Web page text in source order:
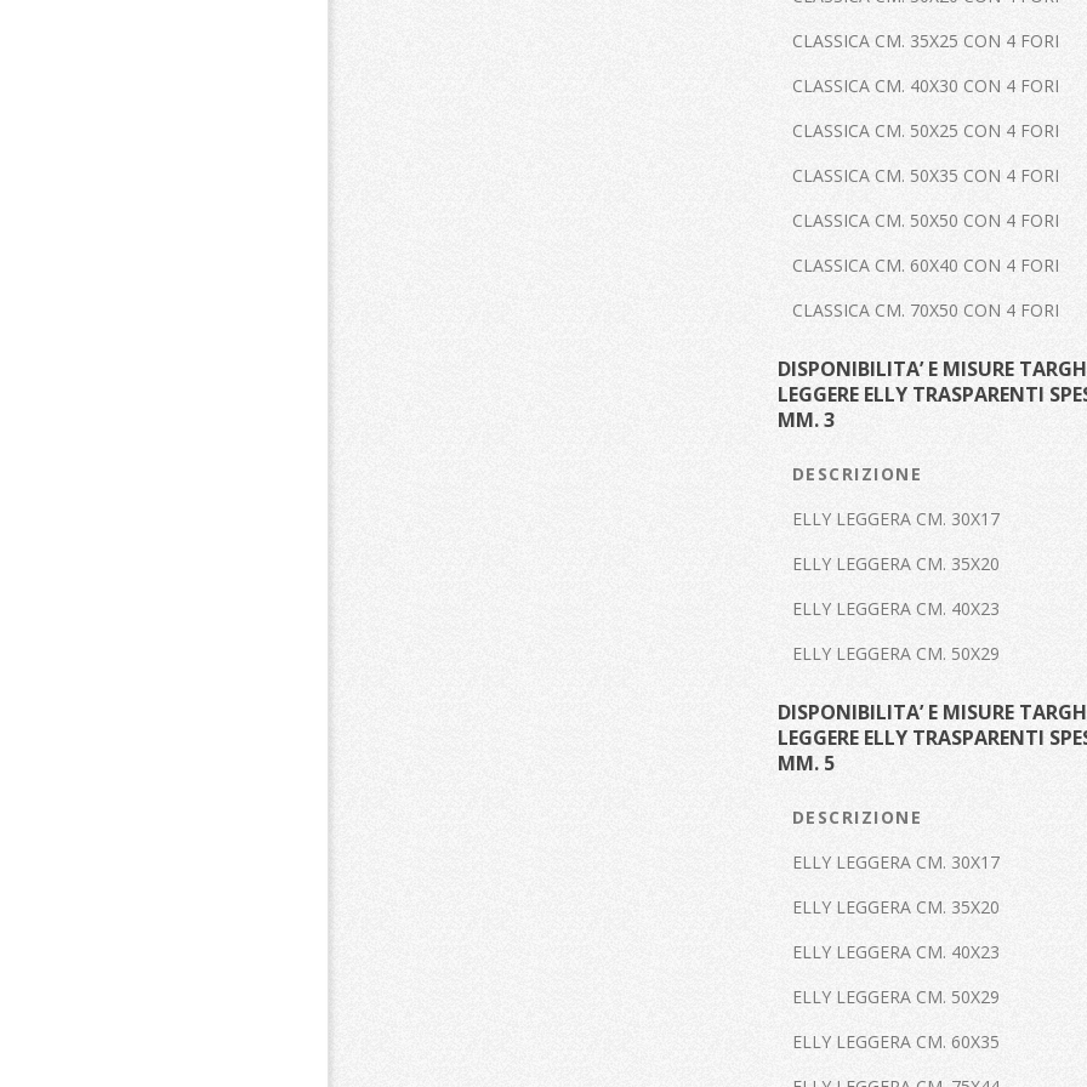
CLASSICA CM. 35X25 CON 4 FORI
CLASSICA CM. 40X30 CON 4 FORI
CLASSICA CM. 50X25 CON 4 FORI
CLASSICA CM. 50X35 CON 4 FORI
CLASSICA CM. 50X50 CON 4 FORI
CLASSICA CM. 60X40 CON 4 FORI
CLASSICA CM. 70X50 CON 4 FORI
DISPONIBILITA’ E MISURE
LEGGERE ELLY TRASPARENTI
MM. 3
DESCRIZIONE
ELLY LEGGERA CM. 30X17
ELLY LEGGERA CM. 35X20
ELLY LEGGERA CM. 40X23
ELLY LEGGERA CM. 50X29
DISPONIBILITA’ E MISURE
LEGGERE ELLY TRASPARENTI
MM. 5
DESCRIZIONE
ELLY LEGGERA CM. 30X17
ELLY LEGGERA CM. 35X20
ELLY LEGGERA CM. 40X23
ELLY LEGGERA CM. 50X29
ELLY LEGGERA CM. 60X35